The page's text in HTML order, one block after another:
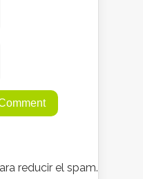
reducir el spam.